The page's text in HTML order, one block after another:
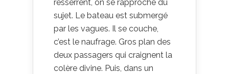
resserrent, on se rapproche du
sujet. Le bateau est submergé
par les vagues. Il se couche,
c’est le naufrage. Gros plan des
deux passagers qui craignent la
colère divine. Puis, dans un